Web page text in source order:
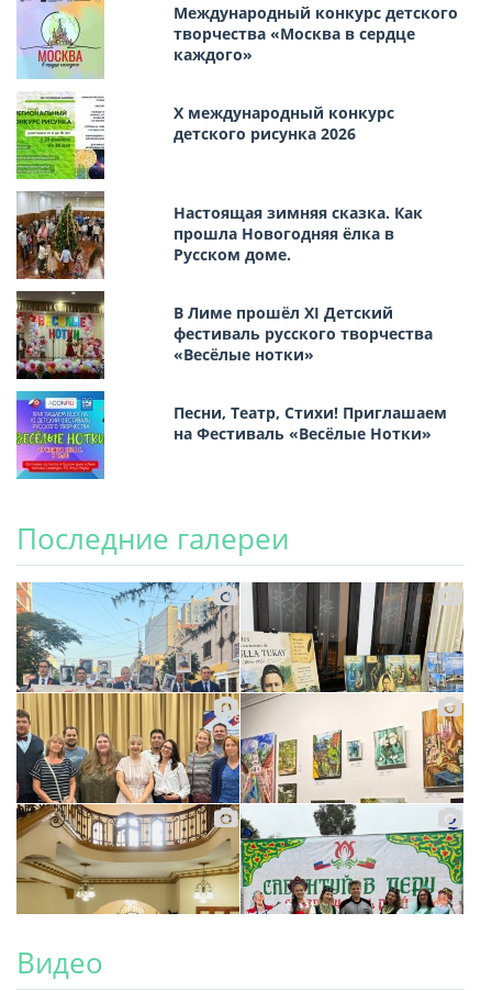
Международный конкурс детского
творчества «Москва в сердце
каждого»
Х международный конкурс
детского рисунка 2026
Настоящая зимняя сказка. Как
прошла Новогодняя ёлка в
Русском доме.
В Лиме прошёл XI Детский
фестиваль русского творчества
«Весёлые нотки»
Песни, Театр, Стихи! Приглашаем
на Фестиваль «Весёлые Нотки»
Последние галереи
Видео